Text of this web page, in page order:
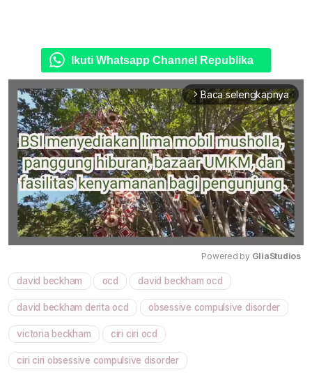
Ikuti Whatsapp Channel Republika
arrow_forward_ios Baca selengkapnya
Powered by GliaStudios
david beckham ocd david beckham ocd
david beckham derita ocd obsessive compulsive disorder
victoria beckham ciri ciri ocd
ciri ciri obsessive compulsive disorder